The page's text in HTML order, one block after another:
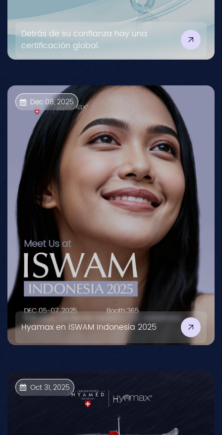
Detrás de su confianza hay una
certificación global.
Dec 08, 2025
Hyamax en iSWAM Indonesia 2025
Oct 31, 2025